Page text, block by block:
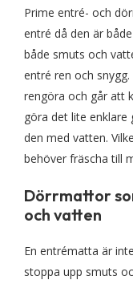
Prime entré- och
entré då den är
både smuts och
entré ren och
rengöra och går att
göra det lite enklare
den med vatten.
behöver fräscha till
Dörrmattor
och vatten
En entrématta är
stoppa upp smuts